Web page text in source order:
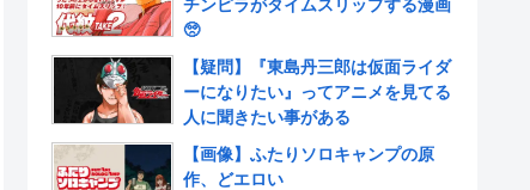
チンピラがタイムスリップする漫画
🥺
【疑問】『東島丹三郎は仮面ライダ
ーになりたい』ってアニメを見てる
人に聞きたい事がある
【画像】ふたりソロキャンプの原
作、どエロい